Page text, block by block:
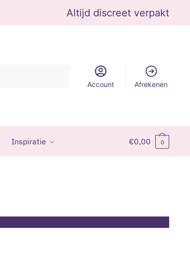
Altijd discreet verpakt
Account
Afrekenen
Inspiratie €0,00 0